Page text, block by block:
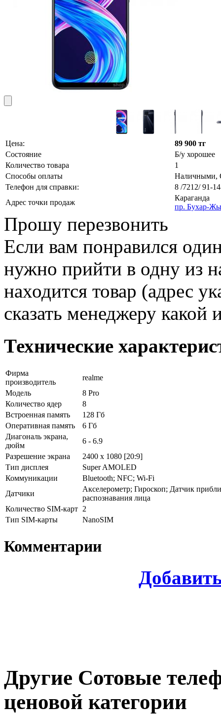
Цена:
89 900 тг
Состояние
Б/у хорошее
Количество товара
1
Способы оплаты
Наличными,
Телефон для справки:
8 /7212/ 91-
Адрес точки продаж
Караганда
пр. Бухар-
Прошу перезвонить
Если вам понравился
нужно прийти в одну из
находится товар (адрес
сказать менеджеру
Технические
Фирма
производитель
realme
Модель
8 Pro
Количество ядер
8
Встроенная память
128 Гб
Оперативная память
6 Гб
Диагональ экрана,
дюйм
6 - 6.9
Разрешение экрана
2400 x 1080 [20:9]
Тип дисплея
Super AMOLED
Коммуникации
Bluetooth; NFC; Wi-Fi
Датчики
Акселерометр; Гироскоп; Датчик
распознавания лица
Количество SIM-карт 2
Тип SIM-карты
NanoSIM
Комментарии
Другие Сотовые
ценовой категории